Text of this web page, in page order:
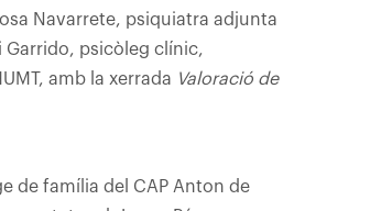
Navarrete, psiquiatra adjunta
Garrido, psicòleg clínic,
amb la xerrada Valoració de
de família del CAP Anton de